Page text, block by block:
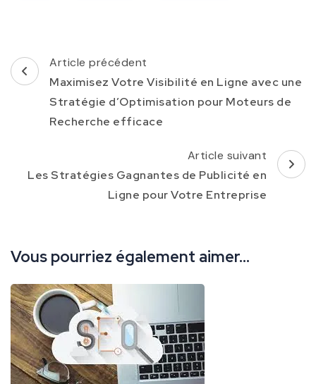
Navigation
d'article
Article précédent
Maximisez Votre Visibilité en Ligne avec une
Stratégie d’Optimisation pour Moteurs de
Recherche efficace
Article suivant
Les Stratégies Gagnantes de Publicité en
Ligne pour Votre Entreprise
Vous pourriez également aimer...